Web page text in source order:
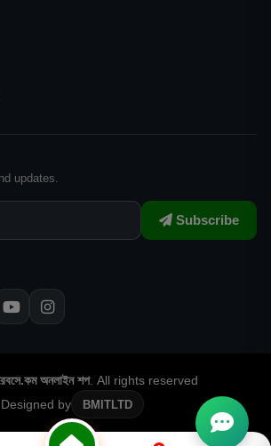
updates.
Subscribe
অনলাইন শপ. All rights reserved
Designed by
BMITLTD